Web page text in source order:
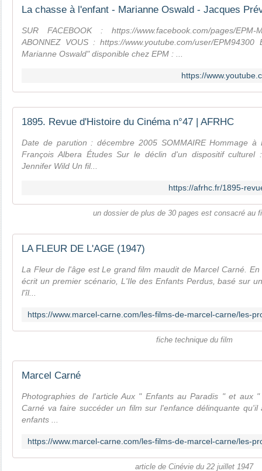
SUR FACEBOOK : https://www.facebook.com/pages/EPM-
ABONNEZ VOUS : https://www.youtube.com/user/
Marianne Oswald" disponible chez EPM : ...
https://
1895. Revue d'Histoire du Cinéma n°47 | AFRHC
Date de parution : décembre 2005 SOMMAIRE Hommage à
François Albera Études Sur le déclin d'un dispositif
Jennifer Wild Un fil...
https://afrhc.fr/1895-
un dossier de plus de 30 pages est consacré au
LA FLEUR DE L'AGE (1947)
La Fleur de l'âge est Le grand film maudit de Marcel Carné.
écrit un premier scénario, L'Ile des Enfants Perdus, basé sur
l'îl...
fiche technique du film
Marcel Carné
Photographies de l'article Aux " Enfants au Paradis " et aux
Carné va faire succéder un film sur l'enfance délinquante
enfants ...
article de Cinévie du 22 juillet 1947